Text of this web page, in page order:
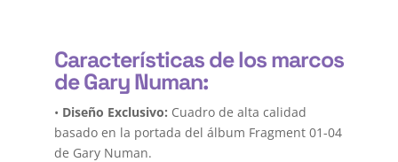
Características de los marcos
de Gary Numan:
• Diseño Exclusivo: Cuadro de alta calidad
basado en la portada del álbum Fragment 01-04
de Gary Numan.